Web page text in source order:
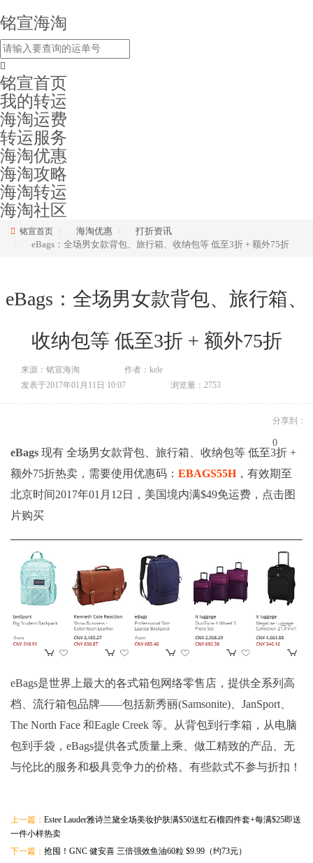
铭宣海淘
铭宣首页
我的转运
海淘运费
转运服务
海淘优惠
海淘攻略
海淘转运
海淘社区
铭宣首页 海淘优惠
打折资讯
eBags：全场男女款背包、旅行箱、收纳包等 低至3折 + 额外75折
eBags：全场男女款背包、旅行箱、
收纳包等 低至3折 + 额外75折
来源：铭宣海淘
作者：kele
发表于2017年01月11日 10:07
浏览量：2753
分享到：
0
eBags 现有 全场男女款背包、旅行箱、收纳包等 低至3折 +
额外75折热卖，需要使用优惠码： EBAGS55H ，有效期至
北京时间2017年01月12日，美国境内满$49免运费，点击图
片购买
eBags是世界上最大的各式箱包网络零售店，提供全系列高
档、流行箱包品牌——包括新秀丽(Samsonite)、JanSport、
The North Face 和Eagle Creek 等。从背包到行李箱，从电脑
包到手袋，eBags提供各式质量上乘、做工精致的产品、无
与伦比的服务和极具竞争力的价格。有些款式不参与折扣！
上一篇： Estee Lauder雅诗兰黛全场美妆护肤满$50送红石榴四件套+每满$25即送
一件小样热卖
下一篇： 抢囤！GNC 健安喜 三倍强效鱼油60粒 $9.99（约73元）